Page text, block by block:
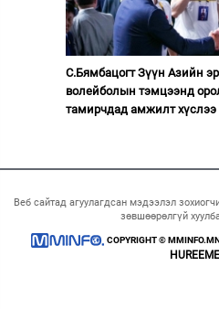
С.Бямбацогт Зүүн Азийн
волейболын тэмцээнд
тамирчдад амжилт хүслээ
Веб сайтад агуулагдсан мэдээлэл
зөвшөөрөлгүй
COPYRIGHT ©